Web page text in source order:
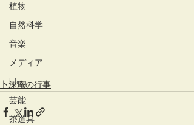
植物
自然科学
音楽
メディア
blog
芸能
茶道具
卜深庵の行事